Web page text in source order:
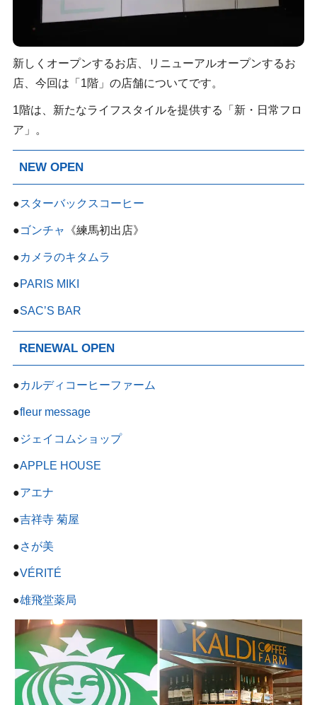
新しくオープンするお店、リニューアルオープンするお
店、今回は「1階」の店舗についてです。
1階は、新たなライフスタイルを提供する「新・日常フロ
ア」。
NEW OPEN
●スターバックスコーヒー
●ゴンチャ 《練馬初出店》
●カメラのキタムラ
●PARIS MIKI
●SACʼS BAR
RENEWAL OPEN
●カルディコーヒーファーム
●fleur message
●ジェイコムショップ
●APPLE HOUSE
●アエナ
●吉祥寺 菊屋
●さが美
●VÉRITÉ
●雄飛堂薬局